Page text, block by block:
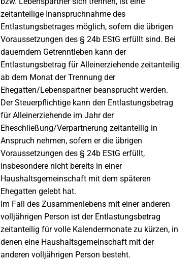
zeitanteilige Inanspruchnahme des
Entlastungsbetrages möglich, sofern die übrigen
Voraussetzungen des § 24b EStG erfüllt sind. Bei
dauerndem Getrenntleben kann der
Entlastungsbetrag für Alleinerziehende zeitanteilig
ab dem Monat der Trennung der
Ehegatten/Lebenspartner beansprucht werden.
Der Steuerpflichtige kann den Entlastungsbetrag
für Alleinerziehende im Jahr der
Eheschließung/Verpartnerung zeitanteilig in
Anspruch nehmen, sofern er die übrigen
Voraussetzungen des § 24b EStG erfüllt,
insbesondere nicht bereits in einer
Haushaltsgemeinschaft mit dem späteren
Ehegatten gelebt hat.
Im Fall des Zusammenlebens mit einer anderen
volljährigen Person ist der Entlastungsbetrag
zeitanteilig für volle Kalendermonate zu kürzen, in
denen eine Haushaltsgemeinschaft mit der
anderen volljährigen Person besteht.